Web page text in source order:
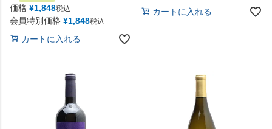
価格 ¥1,848税込
会員特別価格 ¥1,848税込
カートに入れる
カートに入れる